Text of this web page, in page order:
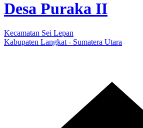
Desa Puraka II
Kecamatan Sei Lepan
Kabupaten Langkat - Sumatera Utara